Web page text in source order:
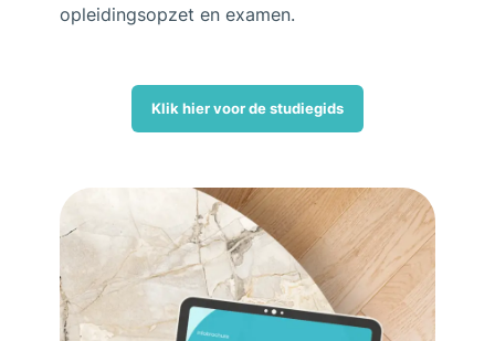
opleidingsopzet en examen.
Klik hier voor de studiegids